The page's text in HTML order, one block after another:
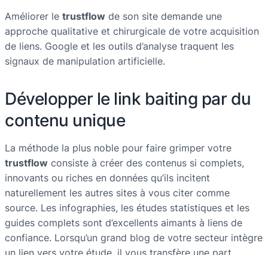
Améliorer le trustflow de son site demande une
approche qualitative et chirurgicale de votre acquisition
de liens. Google et les outils d’analyse traquent les
signaux de manipulation artificielle.
Développer le link baiting par du
contenu unique
La méthode la plus noble pour faire grimper votre
trustflow consiste à créer des contenus si complets,
innovants ou riches en données qu’ils incitent
naturellement les autres sites à vous citer comme
source. Les infographies, les études statistiques et les
guides complets sont d’excellents aimants à liens de
confiance. Lorsqu’un grand blog de votre secteur intègre
un lien vers votre étude, il vous transfère une part